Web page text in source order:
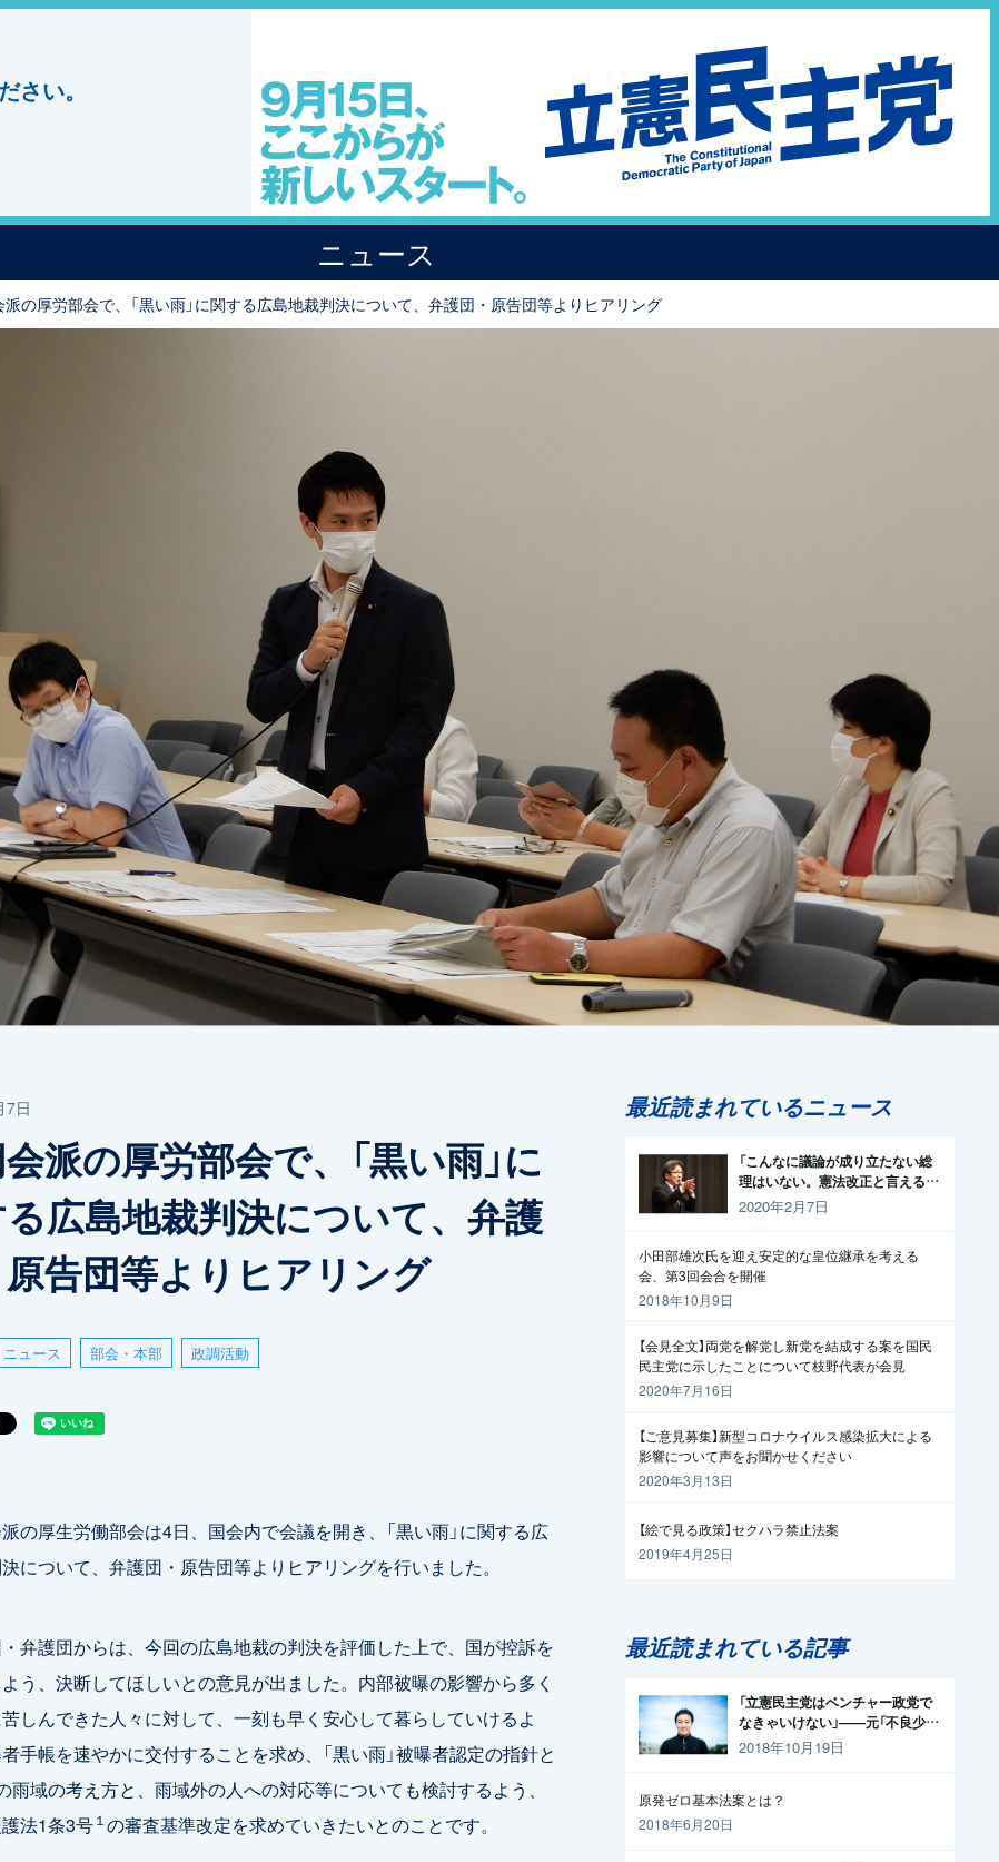
さい。
ニュース
派の厚労部会で、「黒い雨」に関する広島地裁判決について、弁護団・原告団等よりヒアリング
7日
派の厚労部会で、「黒い雨」に
広島地裁判決について、弁護
告団等よりヒアリング
ニュース 部会・本部 政調活動
の厚生労働部会は4日、国会内で会議を開き、「黒い雨」に関する広
について、弁護団・原告団等よりヒアリングを行いました。
弁護団からは、今回の広島地裁の判決を評価した上で、国が控訴を
う、決断してほしいとの意見が出ました。内部被曝の影響から多く
しんできた人々に対して、一刻も早く安心して暮らしていけるよ
手帳を速やかに交付することを求め、「黒い雨」被曝者認定の指針と
雨域の考え方と、雨域外の人への対応等についても検討するよう、
法1条3号１の審査基準改定を求めていきたいとのことです。
最近読まれているニュース
「こんなに議論が成り立たない総
理はいない。憲法改正と言える資
格がどこにある。市民と野党の力
で引きずり下ろそう」杉尾議員
2020年2月7日
小田部雄次氏を迎え安定的な皇位継承を考える
会、第3回会合を開催
2018年10月9日
【会見全文】両党を解党し新党を結成する案を国民
民主党に示したことについて枝野代表が会見
2020年7月16日
【ご意見募集】新型コロナウイルス感染拡大による
影響について声をお聞かせください
2020年3月13日
【絵で見る政策】セクハラ禁止法案
2019年4月25日
最近読まれている記事
「立憲民主党はベンチャー政党で
なきゃいけない」——元「不良少
年」の起業家が政治家になった理
2018年10月19日
原発ゼロ基本法案とは？
2018年6月20日